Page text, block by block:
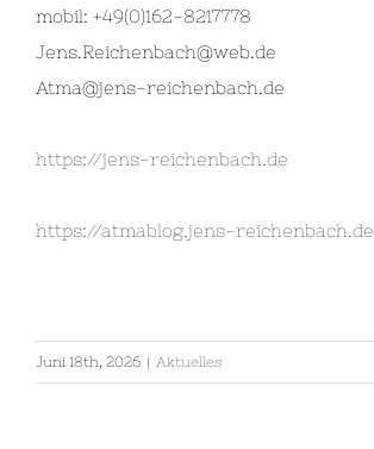
mobil: +49(0)162-8217778
Jens.Reichenbach@web.de
Atma@jens-reichenbach.de
https://jens-reichenbach.de
https://atmablog.jens-reichenbach.de
Juni 18th, 2026 | Aktuelles